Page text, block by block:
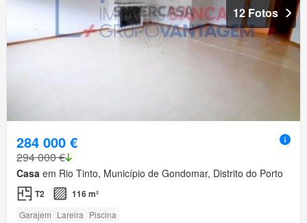
12 Fotos
284 000 €
294 000 €
Casa em Rio Tinto, Município de Gondomar, Distrito do Porto
T2 116 m²
Garajem Lareira Piscina